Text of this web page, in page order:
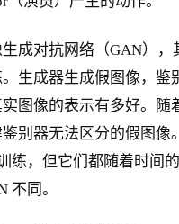
成对抗网络（GAN），
生成器生成假图像，鉴
图像的表示有多好。随
别器无法区分的假图像
练，但它们都随着时间
不同。